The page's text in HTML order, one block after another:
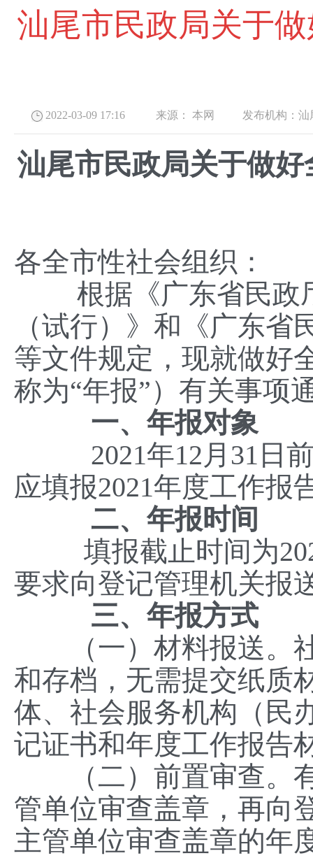
汕尾市民政局关于
2022-03-09 17:16 来源： 本网 发布机构： 汕
汕尾市民政局关于做
各全市性社会组织：
根据《广东省民政厅
（试行）》和《广东
等文件规定，现就做好
称为“年报”）有关事项
一、年报对象
2021年12月31日前
应填报2021年度工作报
二、年报时间
填报截止时间为
要求向登记管理机关报
三、年报方式
（一）材料报送。社
和存档，无需提交纸质
体、社会服务机构（民
记证书和年度工作报告
（二）前置审查。有
管单位审查盖章，再向
主管单位审查盖章的年